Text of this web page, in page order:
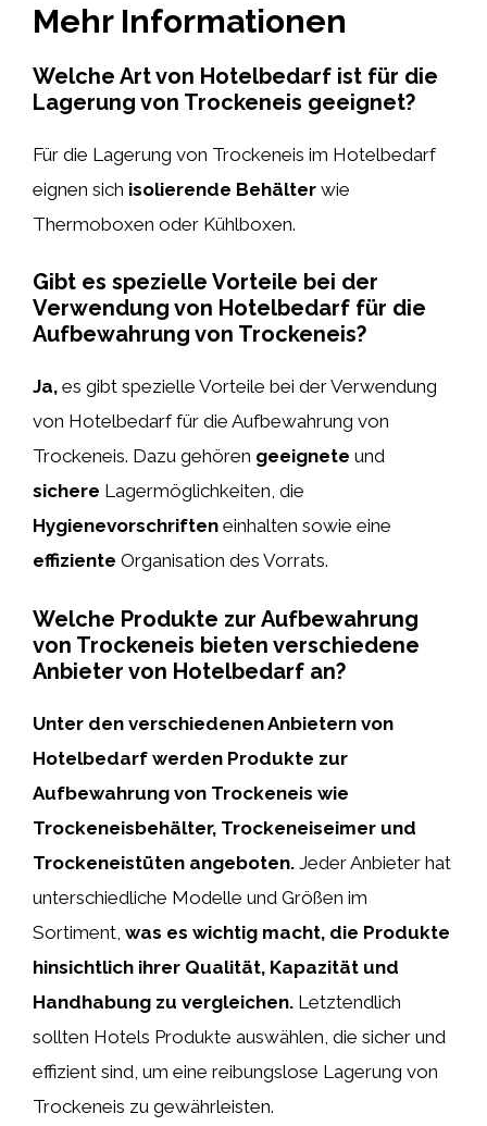
Mehr Informationen
Welche Art von Hotelbedarf ist für die
Lagerung von Trockeneis geeignet?
Für die Lagerung von Trockeneis im Hotelbedarf
eignen sich isolierende Behälter wie
Thermoboxen oder Kühlboxen.
Gibt es spezielle Vorteile bei der
Verwendung von Hotelbedarf für die
Aufbewahrung von Trockeneis?
Ja, es gibt spezielle Vorteile bei der Verwendung
von Hotelbedarf für die Aufbewahrung von
Trockeneis. Dazu gehören geeignete und
sichere Lagermöglichkeiten, die
Hygienevorschriften einhalten sowie eine
effiziente Organisation des Vorrats.
Welche Produkte zur Aufbewahrung
von Trockeneis bieten verschiedene
Anbieter von Hotelbedarf an?
Unter den verschiedenen Anbietern von
Hotelbedarf werden Produkte zur
Aufbewahrung von Trockeneis wie
Trockeneisbehälter, Trockeneiseimer und
Trockeneistüten angeboten. Jeder Anbieter hat
unterschiedliche Modelle und Größen im
Sortiment, was es wichtig macht, die Produkte
hinsichtlich ihrer Qualität, Kapazität und
Handhabung zu vergleichen. Letztendlich
sollten Hotels Produkte auswählen, die sicher und
effizient sind, um eine reibungslose Lagerung von
Trockeneis zu gewährleisten.